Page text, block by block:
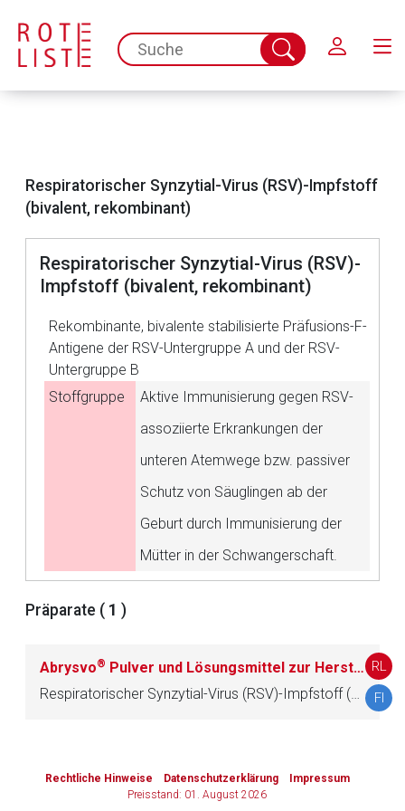
spc.search.input.placeholder
Suche
abschicken
Respiratorischer Synzytial-Virus (RSV)-Impfstoff
(bivalent, rekombinant)
Respiratorischer Synzytial-Virus (RSV)-
Impfstoff (bivalent, rekombinant)
Rekombinante, bivalente stabilisierte Präfusions-F-
Antigene der RSV-Untergruppe A und der RSV-
Untergruppe B
Stoffgruppe
Aktive Immunisierung gegen RSV-
assoziierte Erkrankungen der
unteren Atemwege bzw. passiver
Schutz von Säuglingen ab der
Geburt durch Immunisierung der
Mütter in der Schwangerschaft.
Präparate ( 1 )
Abrysvo® Pulver und Lösungsmittel zur Herstellung einer Injektionslösung
Respiratorischer Synzytial-Virus (RSV)-Impfstoff (bivalent, rekombinant)
RL
FI
Rechtliche Hinweise Datenschutzerklärung
Impressum
Preisstand: 01. August 2026
Aufruf einer externen Seite
Der von Ihnen aufgerufene Link öffnet eine externe Web-
Seite. Für die Inhalte der externen Web-Seite ist deren
Betreiber verantwortlich. Ebenso gelten dort ggf. andere
Datenschutzbestimmungen.